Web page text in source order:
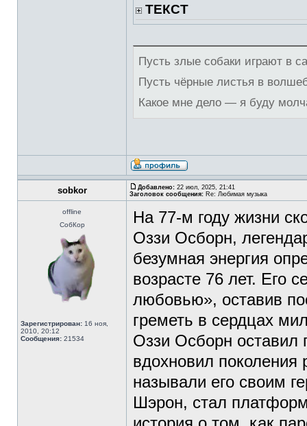
ТЕКСТ
Пусть злые собаки играют в
Пусть чёрные листья в
Какое мне дело — я буду
sobkor Добавлено: 22 июл, 2025, 21:41
Заголовок сообщения: Re: Любимая музыка
offline
СобКор
Зарегистрирован: 16 ноя,
2010, 20:12
Сообщения: 21534
На 77-м году жизни
Оззи Осборн,
безумная энергия
возрасте 76 лет. Его
любовью», оставив
греметь в сердцах
Оззи Осборн
вдохновил поколения
называли его своим
Шэрон, стал